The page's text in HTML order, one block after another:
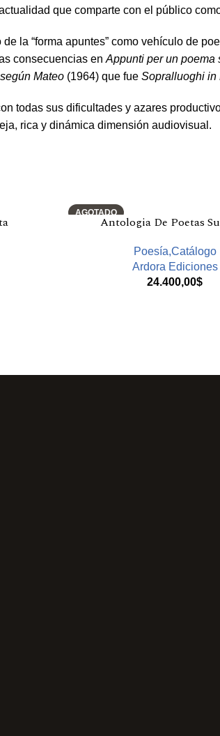
que comparte con el público
la “forma apuntes” como vehículo de
consecuencias en Appunti per un poema
Mateo (1964) que fue Sopralluoghi in
todas sus dificultades y azares
rica y dinámica dimensión audiovisual.
AGOTADO
Antologia De Poetas
Poesía,Catálogo
Ardora Ediciones
24.400,00$